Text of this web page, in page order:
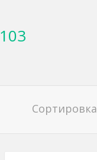
103
Сортировка